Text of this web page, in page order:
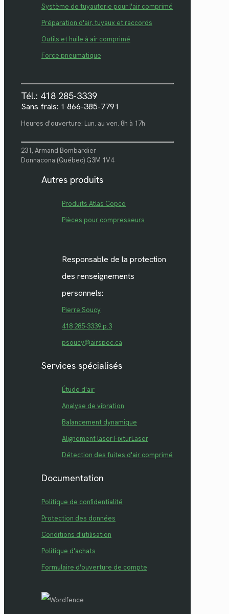
Système de tuyauterie pour l'air comprimé
Préparation d'air, tuyaux et raccords
Outils et huile à air comprimé
Force pneumatique
Tél.: 418 285-3339
Sans frais: 1 866-385-7791
Heures d'ouverture: Lun. au ven. 8h à 17h
231, Armand Bombardier
Donnacona (Québec) G3M 1V4
Autres produits
Produits Atlas Copco
Pièces pour compresseurs
Responsable de la protection
des renseignements
personnels:
Pierre Soucy
418 285-3339 p.3
psoucy@airspec.ca
Services spécialisés
Étude d'air
Analyse de vibration
Balancement dynamique
Alignement laser FixturLaser
Détection des fuites d'air comprimé
Documentation
Politique de confidentialité
Protection des données
Conditions d'utilisation
Politique d'achats
Formulaire d'ouverture de compte